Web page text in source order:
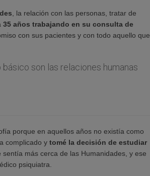
, la relación con las personas, tratar de
35 años trabajando en su consulta de
con sus pacientes y con todo aquello que
son las relaciones humanas
porque en aquellos años no existía como
complicado y tomé la decisión de estudiar
sentía más cerca de las Humanidades, y ese
psiquiatra.